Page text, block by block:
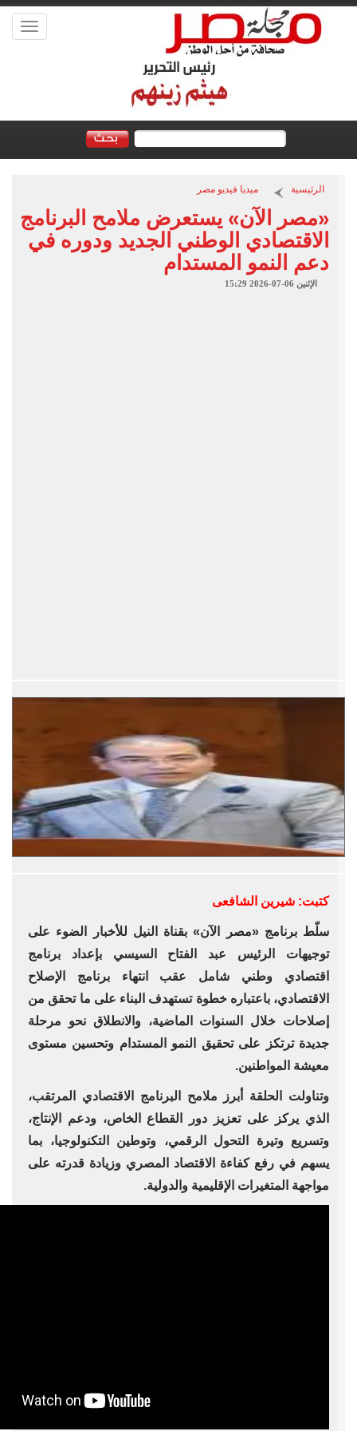
Toggle
الرئيسية ميديا فيديو مصر
«مصر الآن» يستعرض ملامح البرنامج
الاقتصادي الوطني الجديد ودوره في
دعم النمو المستدام
الإثنين 06-07-2026 15:29
كتبت: شيرين الشافعى
سلّط برنامج «مصر الآن» بقناة النيل للأخبار الضوء على
توجيهات الرئيس عبد الفتاح السيسي بإعداد برنامج
اقتصادي وطني شامل عقب انتهاء برنامج الإصلاح
الاقتصادي، باعتباره خطوة تستهدف البناء على ما تحقق من
إصلاحات خلال السنوات الماضية، والانطلاق نحو مرحلة
جديدة ترتكز على تحقيق النمو المستدام وتحسين مستوى
معيشة المواطنين.
وتناولت الحلقة أبرز ملامح البرنامج الاقتصادي المرتقب،
الذي يركز على تعزيز دور القطاع الخاص، ودعم الإنتاج،
وتسريع وتيرة التحول الرقمي، وتوطين التكنولوجيا، بما
يسهم في رفع كفاءة الاقتصاد المصري وزيادة قدرته على
مواجهة المتغيرات الإقليمية والدولية.